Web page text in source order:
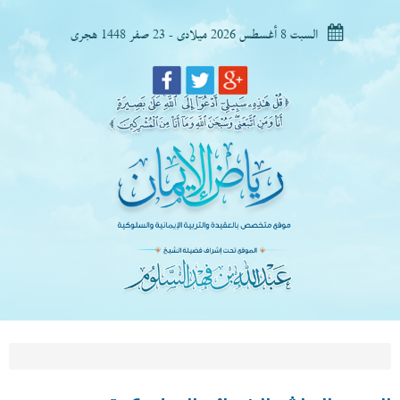
السبت 8 أغسطس 2026 ميلادى - 23 صفر 1448 هجرى